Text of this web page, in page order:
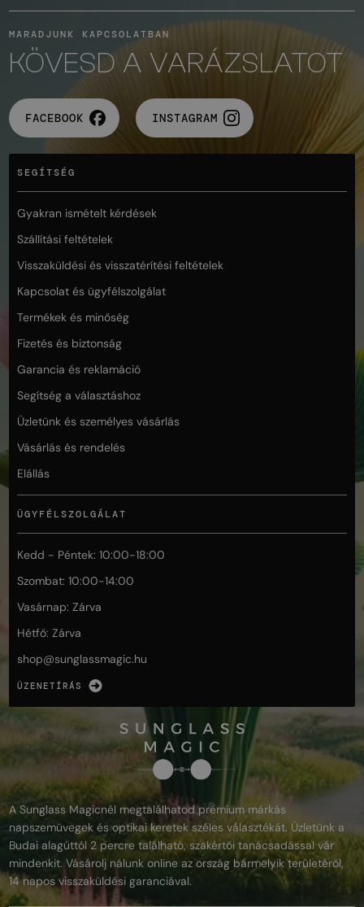
MARADJUNK KAPCSOLATBAN
KÖVESD A VARÁZSLATOT
FACEBOOK INSTAGRAM
SEGÍTSÉG
Gyakran ismételt kérdések
Szállítási feltételek
Visszaküldési és visszatérítési feltételek
Kapcsolat és ügyfélszolgálat
Termékek és minőség
Fizetés és biztonság
Garancia és reklamáció
Segítség a választáshoz
Üzletünk és személyes vásárlás
Vásárlás és rendelés
Elállás
ÜGYFÉLSZOLGÁLAT
Kedd - Péntek: 10:00-18:00
Szombat: 10:00-14:00
Vasárnap: Zárva
Hétfő: Zárva
shop@sunglassmagic.hu
ÜZENETÍRÁS
A Sunglass Magicnél megtalálhatod prémium márkás
napszemüvegek és optikai keretek széles választékát. Üzletünk a
Budai alagúttól 2 percre található, szakértői tanácsadással vár
mindenkit. Vásárolj nálunk online az ország bármelyik területéről,
14 napos visszaküldési garanciával.